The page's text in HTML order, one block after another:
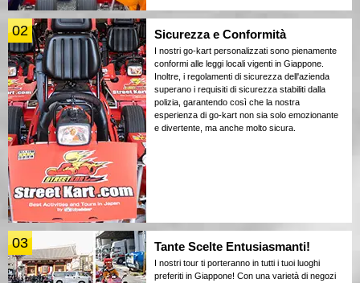
02 Sicurezza e Conformità
I nostri go-kart personalizzati sono pienamente
conformi alle leggi locali vigenti in Giappone.
Inoltre, i regolamenti di sicurezza dell'azienda
superano i requisiti di sicurezza stabiliti dalla
polizia, garantendo così che la nostra
esperienza di go-kart non sia solo emozionante
e divertente, ma anche molto sicura.
03 Tante Scelte Entusiasmanti!
I nostri tour ti porteranno in tutti i tuoi luoghi
preferiti in Giappone! Con una varietà di negozi